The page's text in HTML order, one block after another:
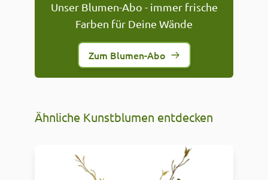
Unser Blumen-Abo - immer frische
Farben für Deine Wände
Zum Blumen-Abo
Ähnliche Kunstblumen entdecken